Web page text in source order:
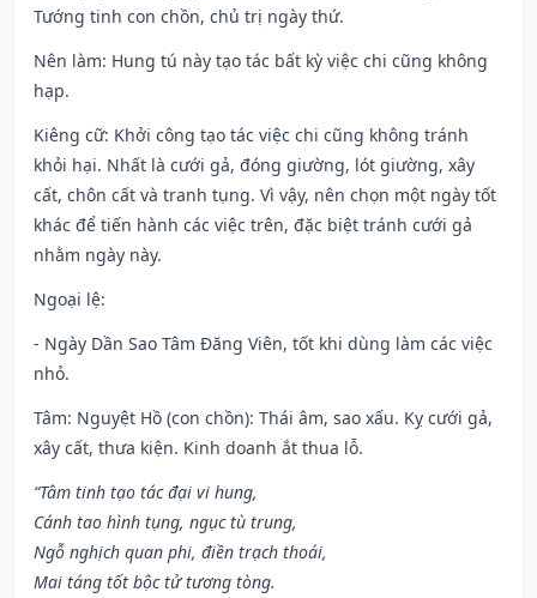
Tướng tinh con chồn, chủ trị ngày thứ.
Nên làm: Hung tú này tạo tác bất kỳ việc chi cũng không
hạp.
Kiêng cữ: Khởi công tạo tác việc chi cũng không tránh
khỏi hại. Nhất là cưới gả, đóng giường, lót giường, xây
cất, chôn cất và tranh tụng. Vì vậy, nên chọn một ngày tốt
khác để tiến hành các việc trên, đặc biệt tránh cưới gả
nhằm ngày này.
Ngoại lệ:
- Ngày Dần Sao Tâm Đăng Viên, tốt khi dùng làm các việc
nhỏ.
Tâm: Nguyệt Hồ (con chồn): Thái âm, sao xấu. Kỵ cưới gả,
xây cất, thưa kiện. Kinh doanh ắt thua lỗ.
“Tâm tinh tạo tác đại vi hung,
Cánh tao hình tụng, ngục tù trung,
Ngỗ nghịch quan phi, điền trạch thoái,
Mai táng tốt bộc tử tương tòng.